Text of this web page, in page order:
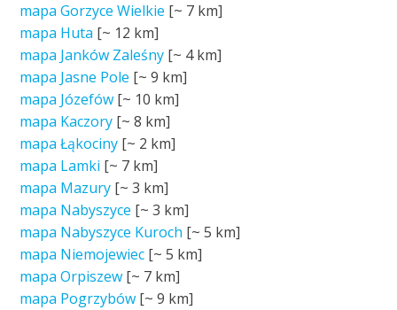
mapa Gorzyce Wielkie [~ 7 km]
mapa Huta [~ 12 km]
mapa Janków Zaleśny [~ 4 km]
mapa Jasne Pole [~9 km]
mapa Józefów [~ 10 km]
mapa Kaczory [~8 km]
mapa Łąkociny [~ 2 km]
mapa Lamki [~ 7 km]
mapa Mazury [~3 km]
mapa Nabyszyce [~3 km]
mapa Nabyszyce Kuroch [~5 km]
mapa Niemojewiec [~5 km]
mapa Orpiszew [~ 7 km]
mapa Pogrzybów [~9 km]